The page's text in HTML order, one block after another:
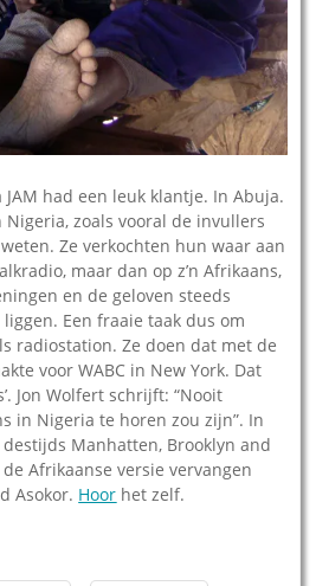
JAM had een leuk klantje. In Abuja.
zoals vooral de invullers
Ze verkochten hun waar aan
maar dan op z’n Afrikaans,
en de geloven steeds
Een fraaie taak dus om
radiostation. Ze doen dat met de
voor WABC in New York. Dat
Jon Wolfert schrijft: “Nooit
in Nigeria te horen zou zijn”. In
Manhatten, Brooklyn and
Afrikaanse versie vervangen
Asokor. Hoor het zelf.